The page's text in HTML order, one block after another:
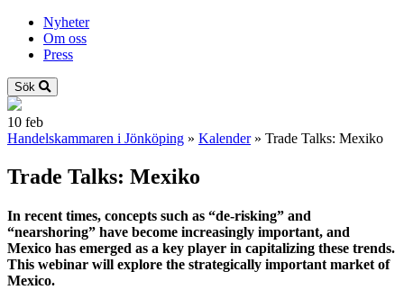
Nyheter
Om oss
Press
Sök
10 feb
Handelskammaren i Jönköping » Kalender » Trade Talks: Mexiko
Trade Talks: Mexiko
In recent times, concepts such as “de-risking” and
“nearshoring” have become increasingly important, and
Mexico has emerged as a key player in capitalizing these trends.
This webinar will explore the strategically important market of
Mexico.